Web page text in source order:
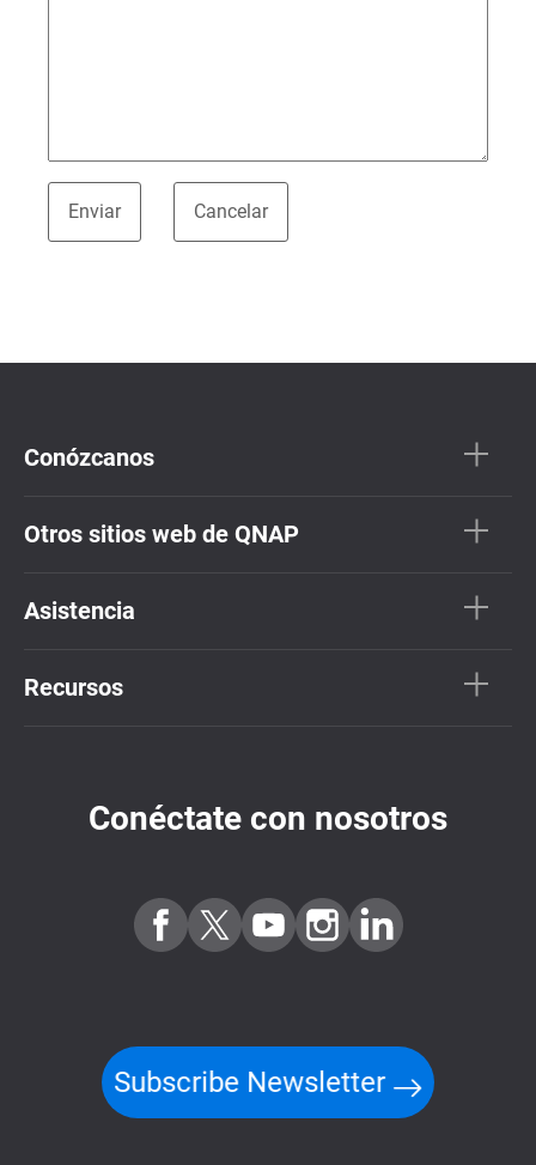
Conózcanos
Otros sitios web de QNAP
Asistencia
Recursos
Conéctate con nosotros
Subscribe Newsletter